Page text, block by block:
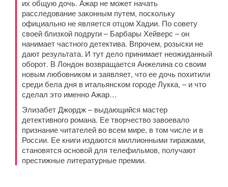
их общую дочь. Ажар не может начать
расследование законным путем, поскольку
официально не является отцом Хадии. По совету
своей близкой подруги – Барбары Хейверс – он
нанимает частного детектива. Впрочем, розыски не
дают результата. И тут дело принимает неожиданный
оборот. В Лондон возвращается Анжелина со своим
новым любовником и заявляет, что ее дочь похитили
среди бела дня в итальянском городе Лукка, – и что
сделал это именно Ажар…
Элизабет Джордж – выдающийся мастер
детективного романа. Ее творчество завоевало
признание читателей во всем мире, в том числе и в
России. Ее книги издаются миллионными тиражами,
становятся основой для телефильмов, получают
престижные литературные премии.